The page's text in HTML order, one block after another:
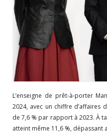
L’enseigne de prêt-à-porter
2024, avec un chiffre d’affaires
de 7,6 % par rapport à 2023. À
atteint même 11,6 %, dépassant